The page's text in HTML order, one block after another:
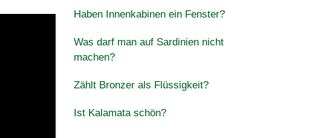
Haben Innenkabinen ein Fenster?
Was darf man auf Sardinien nicht
machen?
Zählt Bronzer als Flüssigkeit?
Ist Kalamata schön?